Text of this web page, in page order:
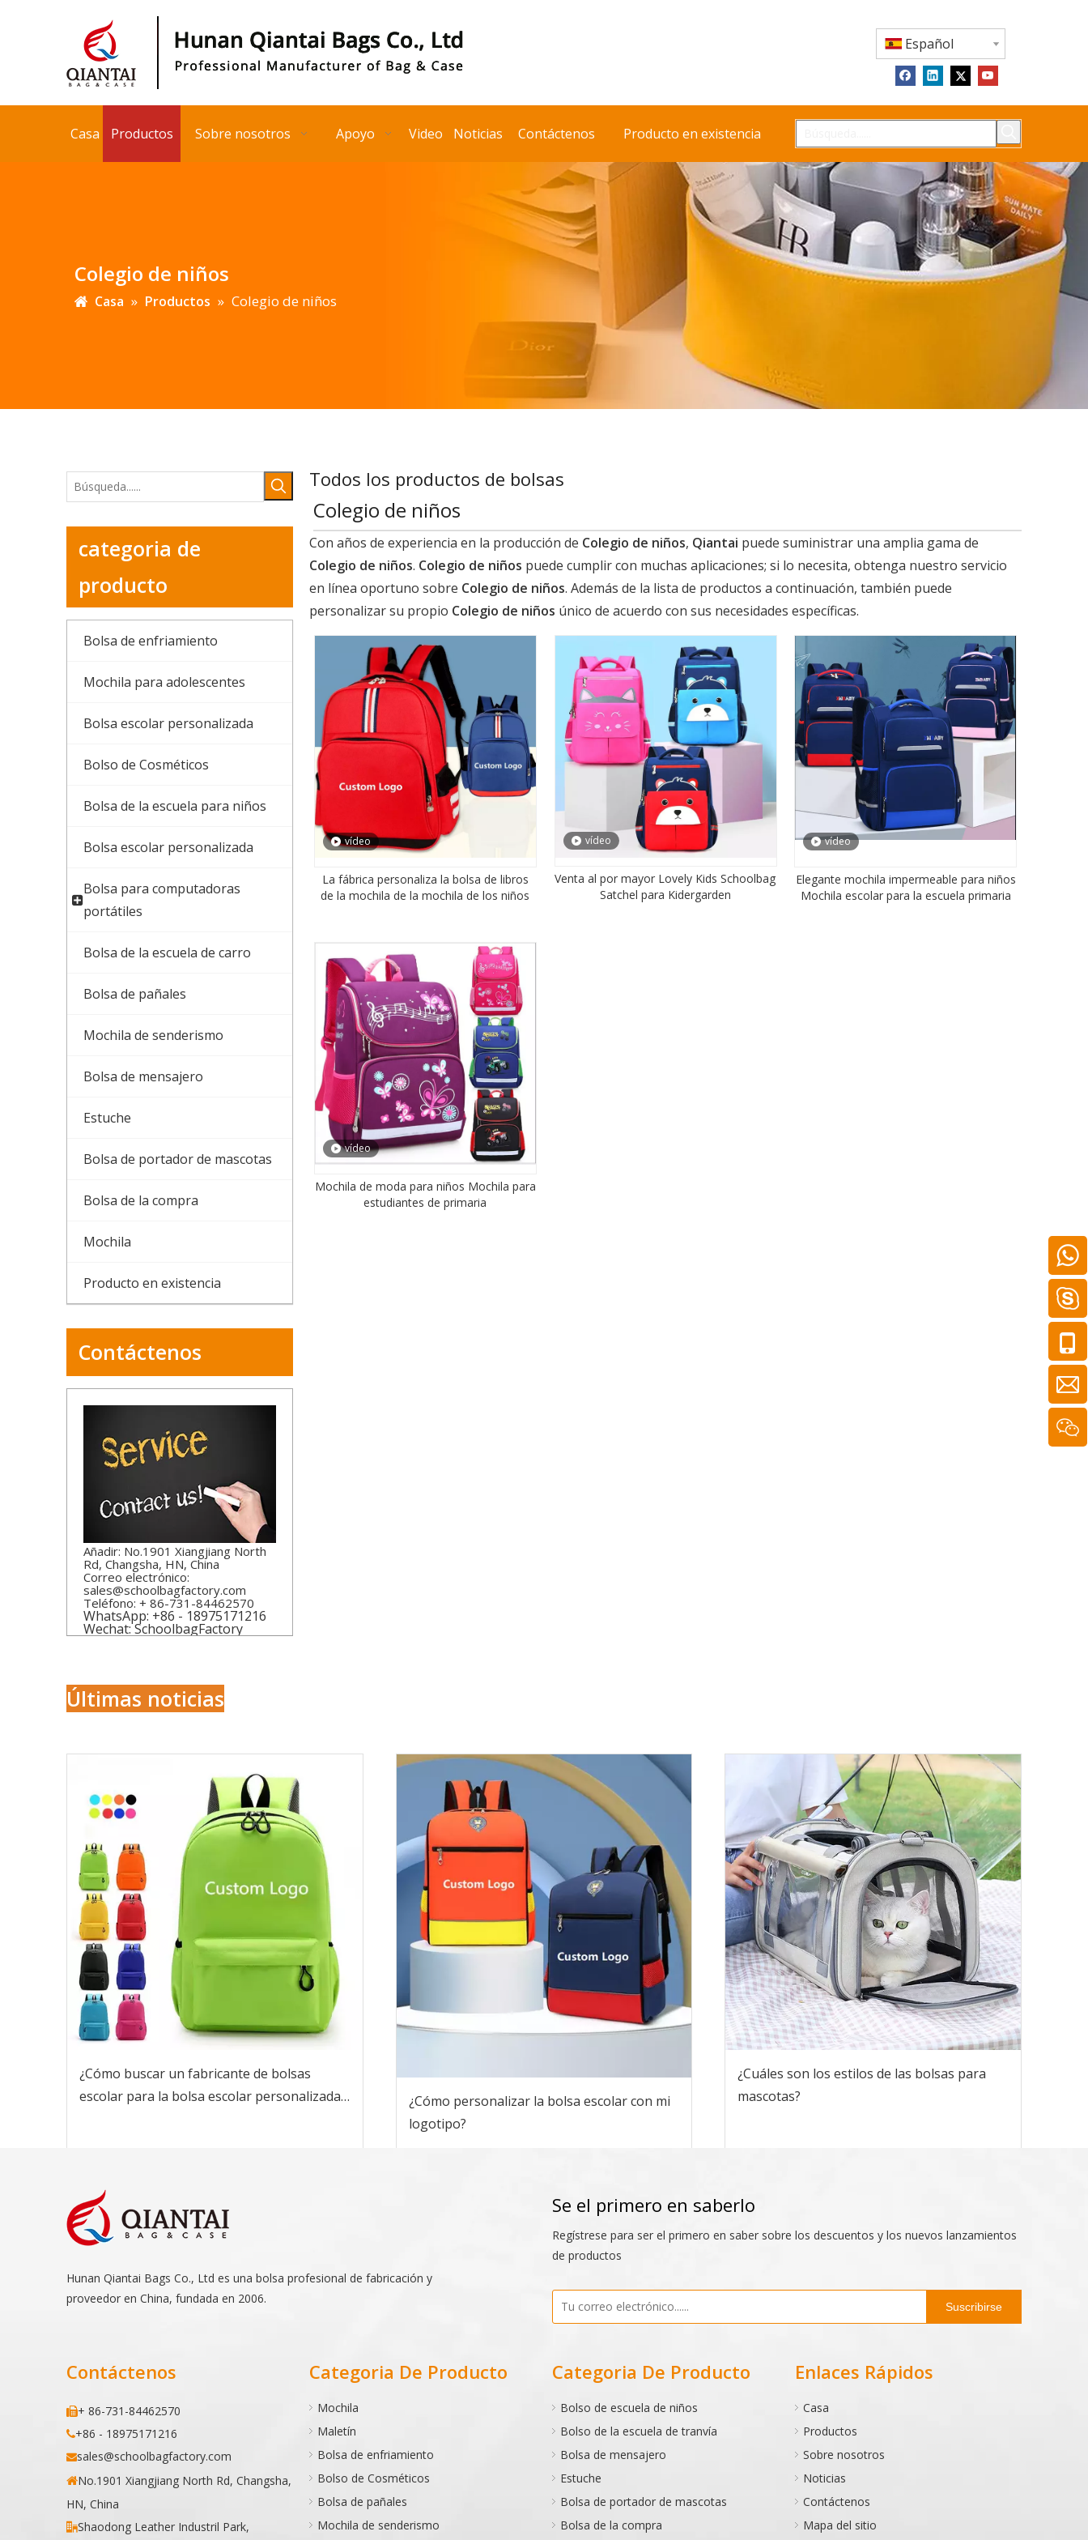
Español
Casa Productos Sobre nosotros Apoyo Video Noticias Contáctenos Producto en existencia
Colegio de niños
Casa » Productos » Colegio de niños
categoria de
producto
Bolsa de enfriamiento
Mochila para adolescentes
Bolsa escolar personalizada
Bolso de Cosméticos
Bolsa de la escuela para niños
Bolsa escolar personalizada
Bolsa para computadoras
portátiles
Bolsa de la escuela de carro
Bolsa de pañales
Mochila de senderismo
Bolsa de mensajero
Estuche
Bolsa de portador de mascotas
Bolsa de la compra
Mochila
Producto en existencia
Contáctenos
Añadir: No.1901 Xiangjiang North
Rd, Changsha, HN, China
Correo electrónico:
sales@schoolbagfactory.com
Teléfono: + 86-731-84462570
WhatsApp: +86 - 18975171216
Wechat: SchoolbagFactory
Todos los productos de bolsas
Colegio de niños
Con años de experiencia en la producción de Colegio de niños, Qiantai puede suministrar una amplia gama de
Colegio de niños. Colegio de niños puede cumplir con muchas aplicaciones; si lo necesita, obtenga nuestro servicio
en línea oportuno sobre Colegio de niños. Además de la lista de productos a continuación, también puede
personalizar su propio Colegio de niños único de acuerdo con sus necesidades específicas.
vídeo
La fábrica personaliza la bolsa de libros
de la mochila de la mochila de los niños
vídeo
Venta al por mayor Lovely Kids Schoolbag
Satchel para Kidergarden
vídeo
Elegante mochila impermeable para niños
Mochila escolar para la escuela primaria
vídeo
Mochila de moda para niños Mochila para
estudiantes de primaria
Últimas noticias
¿Cómo buscar un fabricante de bolsas
escolar para la bolsa escolar personalizada
¿Cómo personalizar la bolsa escolar con mi
logotipo?
¿Cuáles son los estilos de las bolsas para
mascotas?
Hunan Qiantai Bags Co., Ltd es una bolsa profesional de fabricación y
proveedor en China, fundada en 2006.
Se el primero en saberlo
Regístrese para ser el primero en saber sobre los descuentos y los nuevos lanzamientos
de productos
Suscribirse
Contáctenos
+ 86-731-84462570
+86 - 18975171216
sales@schoolbagfactory.com
No.1901 Xiangjiang North Rd, Changsha,
HN, China
Shaodong Leather Industril Park,
Categoria De Producto
Mochila
Maletín
Bolsa de enfriamiento
Bolso de Cosméticos
Bolsa de pañales
Mochila de senderismo
Categoria De Producto
Bolso de escuela de niños
Bolso de la escuela de tranvía
Bolsa de mensajero
Estuche
Bolsa de portador de mascotas
Bolsa de la compra
Enlaces Rápidos
Casa
Productos
Sobre nosotros
Noticias
Contáctenos
Mapa del sitio